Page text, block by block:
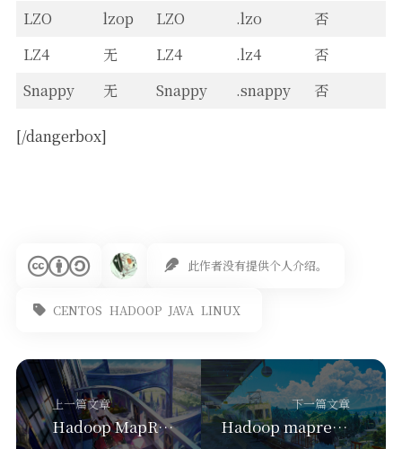
LZO
lzop LZO .lzo
否
LZ4
无 LZ4 .lz4
否
Snappy
无 Snappy .snappy 否
[/dangerbox]
此作者没有提供个人介绍。
CENTOS HADOOP JAVA LINUX
上一篇文章
Hadoop MapReduce 部分代码操作
下一篇文章
Hadoop mapreduce自定义outputFormat输出